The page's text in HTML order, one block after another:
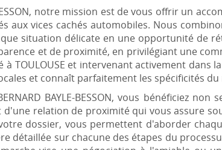
BESSON, notre mission est de vous offrir un
aux vices cachés automobiles. Nous
situation délicate en une opportunité de
et de proximité, en privilégiant une
TOULOUSE et intervenant activement dans
et connaît parfaitement les spécificités
BAYLE-BESSON, vous bénéficiez
d'une relation de proximité qui vous assure
dossier, vous permettent d'aborder
détaillée sur chacune des étapes du